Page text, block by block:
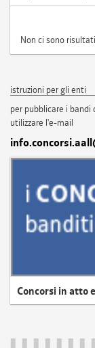
Non ci sono
istruzioni per gli enti
per pubblicare i
utilizzare l'e-mail
Concorsi in atto